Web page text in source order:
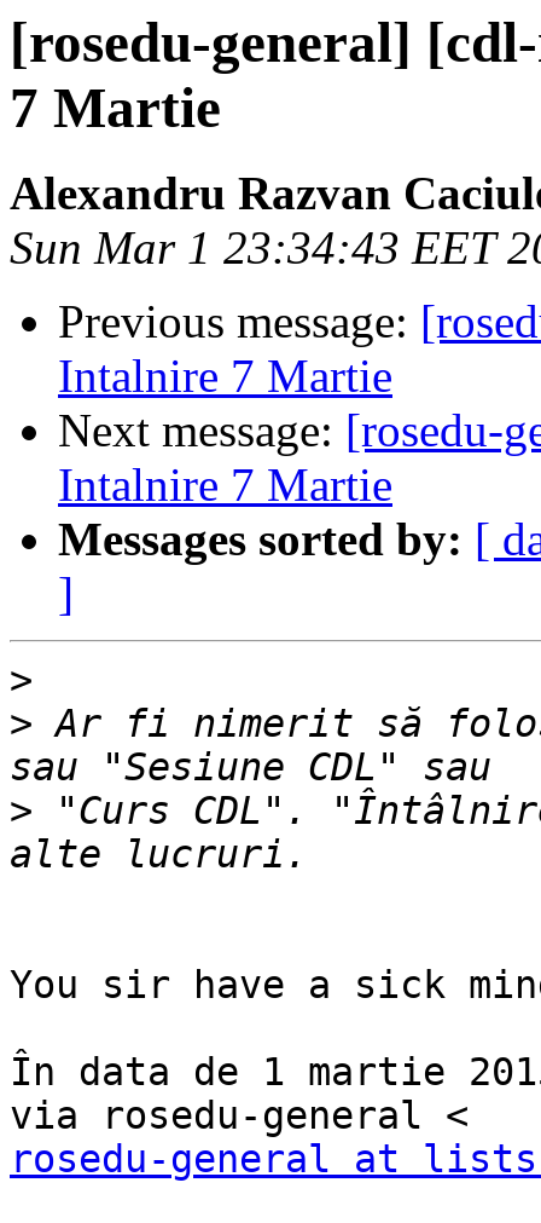
[rosedu-general]
7 Martie
Alexandru Razvan
Sun Mar 1 23:34:43 EET
Previous message:
Intalnire 7 Martie
Next message: [rosedu-
Intalnire 7 Martie
Messages sorted by: [
]
>
> Ar fi nimerit să
> "Curs CDL".
You sir have a sick
În data de 1 martie
rosedu-general at